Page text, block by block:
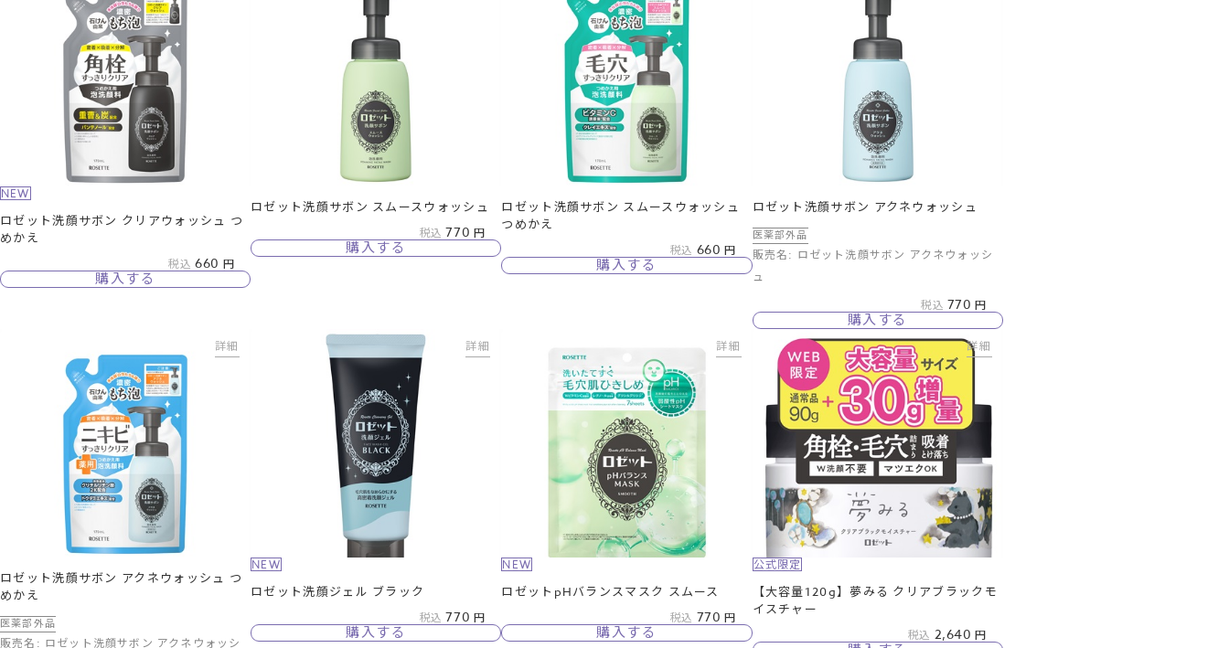
NEW
ロゼット洗顔サボン クリアウォッシュ つ
めかえ
税込 660
購入する
ロゼット洗顔サボン スムースウォッシュ
税込 770
購入する
ロゼット洗顔サボン スムースウォッシュ
つめかえ
税込 660
購入する
ロゼット洗顔サボン アクネウォッシュ
医薬部外品
販売名: ロゼット洗顔サボン アクネウォッシ
ュ
税込 770
購入する
詳細
ロゼット洗顔サボン アクネウォッシュ つ
めかえ
医薬部外品
販売名: ロゼット洗顔サボン アクネウォッシ
詳細
NEW
ロゼット洗顔ジェル ブラック
税込 770
購入する
詳細
NEW
ロゼットpHバランスマスク スムース
税込 770
購入する
詳細
公式限定
【大容量120g】夢みる クリアブラックモ
イスチャー
税込 2,640